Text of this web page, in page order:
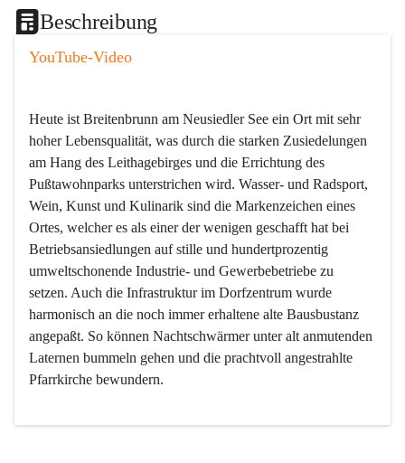
Beschreibung
YouTube-Video
Heute ist Breitenbrunn am Neusiedler See ein Ort mit sehr
hoher Lebensqualität, was durch die starken Zusiedelungen
am Hang des Leithagebirges und die Errichtung des
Pußtawohnparks unterstrichen wird. Wasser- und Radsport,
Wein, Kunst und Kulinarik sind die Markenzeichen eines
Ortes, welcher es als einer der wenigen geschafft hat bei
Betriebsansiedlungen auf stille und hundertprozentig
umweltschonende Industrie- und Gewerbebetriebe zu
setzen. Auch die Infrastruktur im Dorfzentrum wurde
harmonisch an die noch immer erhaltene alte Bausbustanz
angepaßt. So können Nachtschwärmer unter alt anmutenden
Laternen bummeln gehen und die prachtvoll angestrahlte
Pfarrkirche bewundern.
Der Weinbau dominert heute nicht mehr, ist aber integrativer